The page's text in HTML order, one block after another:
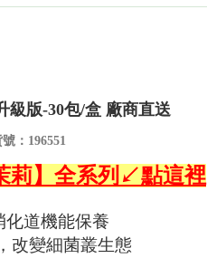
級版-30包/盒 廠商直送
：196551
莉】全系列↙點這裡
化道機能保養
改變細菌叢生態